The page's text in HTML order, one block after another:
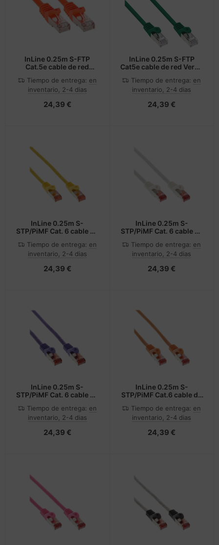
InLine 0.25m S-FTP
Cat.5e cable de red
SF/UTP (S-FTP)
Tiempo de entrega: en
inventario, 2-4 dias
24,39 €
InLine 0.25m S-FTP
Cat5e cable de red Verde
Tiempo de entrega: en
inventario, 2-4 dias
24,39 €
InLine 0.25m S-
STP/PiMF Cat. 6 cable de
S/FTP (S-STP)
Tiempo de entrega: en
inventario, 2-4 dias
24,39 €
InLine 0.25m S-
STP/PiMF Cat. 6 cable de
S/FTP (S-STP)
Tiempo de entrega: en
inventario, 2-4 dias
24,39 €
InLine 0.25m S-
STP/PiMF Cat. 6 cable de
S/FTP (S-STP)
Tiempo de entrega: en
inventario, 2-4 dias
24,39 €
InLine 0.25m S-
STP/PiMF Cat.6 cable de
S/FTP (S-STP)
Tiempo de entrega: en
inventario, 2-4 dias
24,39 €